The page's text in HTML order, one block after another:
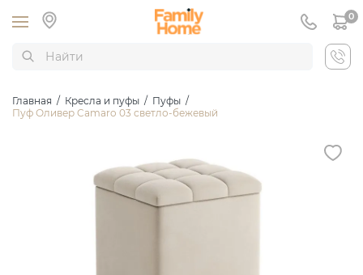
0
Главная / Кресла и пуфы / Пуфы /
Пуф Оливер Camaro 03 светло-бежевый